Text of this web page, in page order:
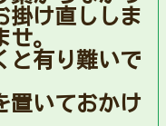
掛け直ししま
。
と有り難いで
置いておかけ